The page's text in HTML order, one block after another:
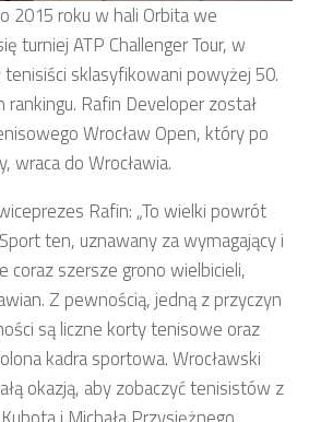
2015 roku w hali Orbita we
turniej ATP Challenger Tour, w
sklasyfikowani powyżej 50.
Rafin Developer został
Wrocław Open, który po
wraca do Wrocławia.
Rafin: „To wielki powrót
ten, uznawany za wymagający i
coraz szersze grono wielbicieli,
Z pewnością, jedną z przyczyn
są liczne korty tenisowe oraz
kadra sportowa. Wrocławski
okazją, aby zobaczyć tenisistów z